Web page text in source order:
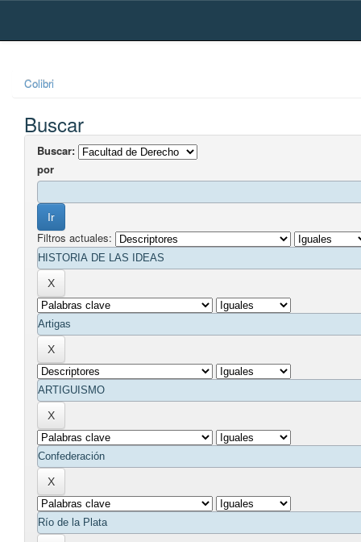
Skip
Colibri
Buscar
Buscar:
por
Filtros actuales: